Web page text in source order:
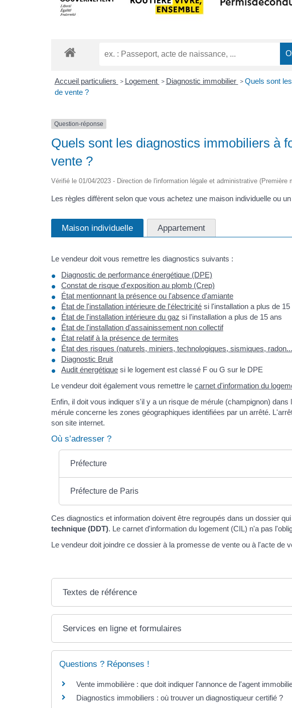
Accueil particuliers > Logement > Diagnostic immobilier > Quels sont
de vente ?
Question-réponse
Quels sont les diagnostics immobiliers à
vente ?
Vérifié le 01/04/2023 - Direction de l'information légale et administrative (Première
Les règles diffèrent selon que vous achetez une maison individuelle ou
Maison individuelle Appartement
Le vendeur doit vous remettre les diagnostics suivants :
Diagnostic de performance énergétique (DPE)
Constat de risque d'exposition au plomb (Crep)
État mentionnant la présence ou l'absence d'amiante
État de l'installation intérieure de l'électricité si l'installation a plus de 15
État de l'installation intérieure du gaz si l'installation a plus de 15 ans
État de l'installation d'assainissement non collectif
État relatif à la présence de termites
État des risques (naturels, miniers, technologiques, sismiques,
Diagnostic Bruit
Audit énergétique si le logement est classé F ou G sur le DPE
Le vendeur doit également vous remettre le carnet d'information du
Enfin, il doit vous indiquer s'il y a un risque de mérule (champignon)
mérule concerne les zones géographiques identifiées par un arrêté.
son site internet.
Où s’adresser ?
Préfecture
Préfecture de Paris
Ces diagnostics et information doivent être regroupés dans un dossier
technique (DDT). Le carnet d'information du logement (CIL) n'a pas
Le vendeur doit joindre ce dossier à la promesse de vente ou à l'acte de
Textes de référence
Services en ligne et formulaires
Questions ? Réponses !
Vente immobilière : que doit indiquer l'annonce de l'agent
Diagnostics immobiliers : où trouver un diagnostiqueur certifié ?